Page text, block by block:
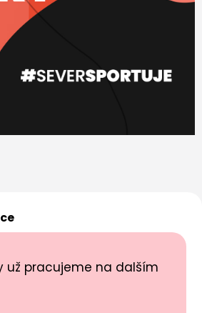
už pracujeme na dalším